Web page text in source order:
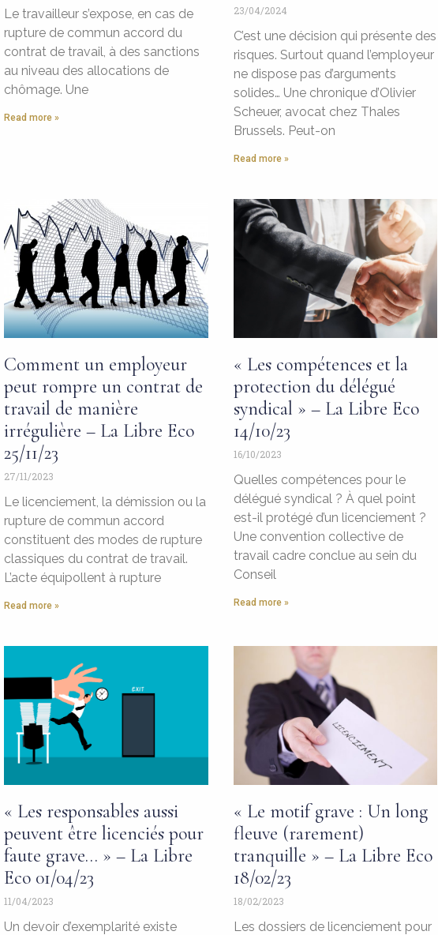
Le travailleur s’expose, en cas de
rupture de commun accord du
contrat de travail, à des sanctions
au niveau des allocations de
chômage. Une
Read more »
23/04/2024
C’est une décision qui présente des
risques. Surtout quand l’employeur
ne dispose pas d’arguments
solides… Une chronique d’Olivier
Scheuer, avocat chez Thales
Brussels. Peut-on
Read more »
Comment un employeur
peut rompre un contrat de
travail de manière
irrégulière – La Libre Eco
25/11/23
27/11/2023
Le licenciement, la démission ou la
rupture de commun accord
constituent des modes de rupture
classiques du contrat de travail.
L’acte équipollent à rupture
Read more »
« Les compétences et la
protection du délégué
syndical » – La Libre Eco
14/10/23
16/10/2023
Quelles compétences pour le
délégué syndical ? À quel point
est-il protégé d’un licenciement ?
Une convention collective de
travail cadre conclue au sein du
Conseil
Read more »
« Les responsables aussi
peuvent être licenciés pour
faute grave… » – La Libre
Eco 01/04/23
11/04/2023
Un devoir d’exemplarité existe
« Le motif grave : Un long
fleuve (rarement)
tranquille » – La Libre Eco
18/02/23
18/02/2023
Les dossiers de licenciement pour